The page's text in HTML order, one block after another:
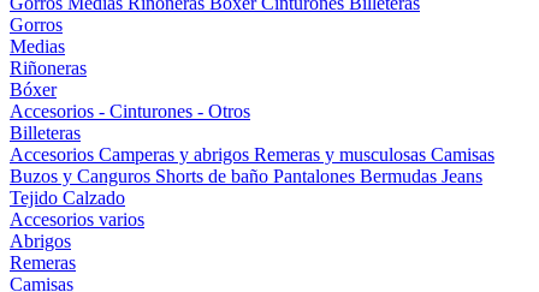
Gorros
Medias
Riñoneras
Bóxer
Accesorios - Cinturones - Otros
Billeteras
Accesorios Camperas y abrigos Remeras y musculosas Camisas
Buzos y Canguros Shorts de baño Pantalones Bermudas Jeans
Tejido Calzado
Accesorios varios
Abrigos
Remeras
Camisas